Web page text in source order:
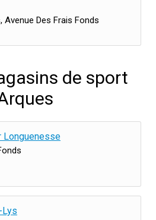
Avenue Des Frais Fonds
de sport
Longuenesse